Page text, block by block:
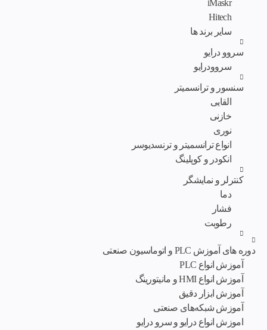
iMaskr
Hitech
سایر برند ها
سروو درایو
سروودرایو
سنسور و ترانسمیتر
القایی
خازنی
نوری
انواع ترانسمیتر و ترنسدیوسر
انکودر و کوپلینگ
کنترلر و نمایشگر
دما
فشار
رطوبت
دوره های آموزش PLC و اتوماسیون صنعتی
آموزش انواع PLC
آموزش انواع HMI و مانیتورینگ
آموزش ابزار دقیق
آموزش شبکه‌های صنعتی
اموزش انواع درایو و سرو درایو